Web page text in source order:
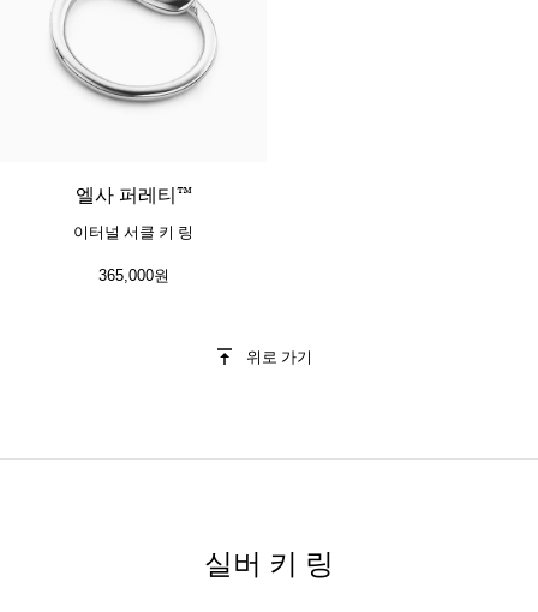
엘사 퍼레티™
이터널 서클 키 링
365,000원
위로 가기
실버 키 링